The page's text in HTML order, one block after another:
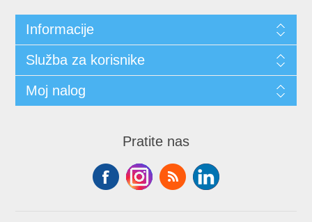
Informacije
Služba za korisnike
Moj nalog
Pratite nas